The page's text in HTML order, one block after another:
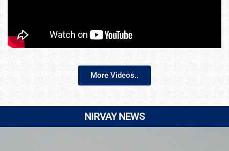
More Videos..
NIRVAY NEWS